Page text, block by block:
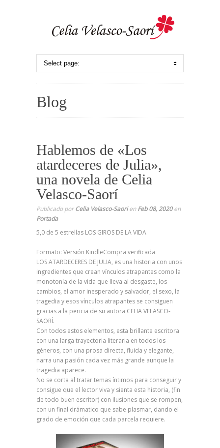
Blog
Hablemos de «Los
atardeceres de Julia»,
una novela de Celia
Velasco-Saorí
Publicado porCelia Velasco-SaorienFeb 08, 2020en
Portada
5,0 de 5 estrellas LOS GIROS DE LA VIDA
Formato: Versión KindleCompra verificada
LOS ATARDECERES DE JULIA, es una historia con unos
ingredientes que crean vínculos atrapantes como la
monotonía de la vida que lleva al desgaste, los
cambios, el amor inesperado y salvador, el sexo, la
tragedia y esos vínculos atrapantes se consiguen
gracias a la pericia de su autora CELIA VELASCO-
SAORÍ.
Con todos estos elementos, esta brillante escritora
con una larga trayectoria literaria en todos los
géneros, con una prosa directa, fluida y elegante,
narra una pasión cada vez más grande aunque la
tragedia aparece.
No se corta al tratar temas íntimos para conseguir y
consigue que el lector viva y sienta esta historia, (fin
de todo buen escritor) con ilusiones que se rompen,
con un final drámatico que sabe plasmar, dando el
grado de emoción que cada parcela requiere.